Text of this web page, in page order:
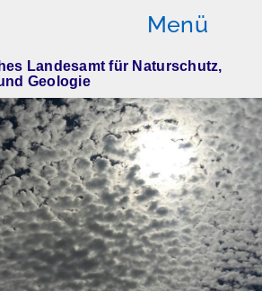
Menü
Landesamt für Naturschutz,
Geologie